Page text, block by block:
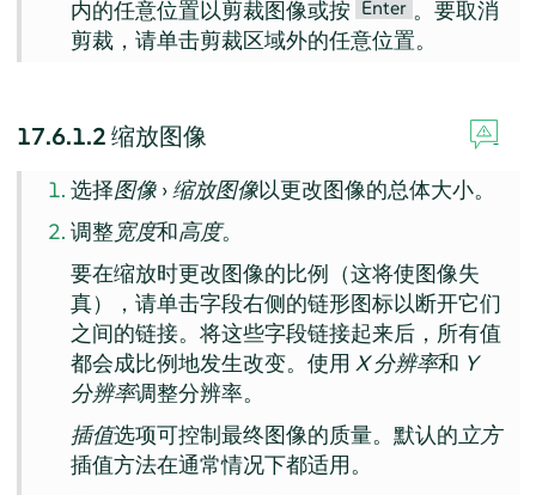
内的任意位置以剪裁图像或按 Enter 。要取消
剪裁，请单击剪裁区域外的任意位置。
17.6.1.2缩放图像
选择图像 ›缩放图像以更改图像的总体大小。
调整宽度和高度。
要在缩放时更改图像的比例（这将使图像失
真），请单击字段右侧的链形图标以断开它们
之间的链接。将这些字段链接起来后，所有值
都会成比例地发生改变。使用X 分辨率和 Y
分辨率调整分辨率。
插值选项可控制最终图像的质量。默认的立方
插值方法在通常情况下都适用。